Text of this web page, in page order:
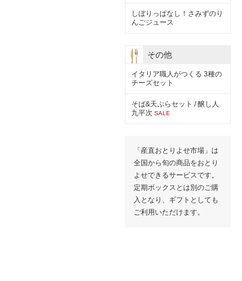
しぼりっぱなし！さみずのり
んごジュース
その他
イタリア職人がつくる 3種の
チーズセット
そば&天ぷらセット / 醸し人
九平次 SALE
「産直おとりよせ市場」は
全国から旬の商品をおとり
よせできるサービスです。
定期ボックスとは別のご購
入となり、ギフトとしても
ご利用いただけます。